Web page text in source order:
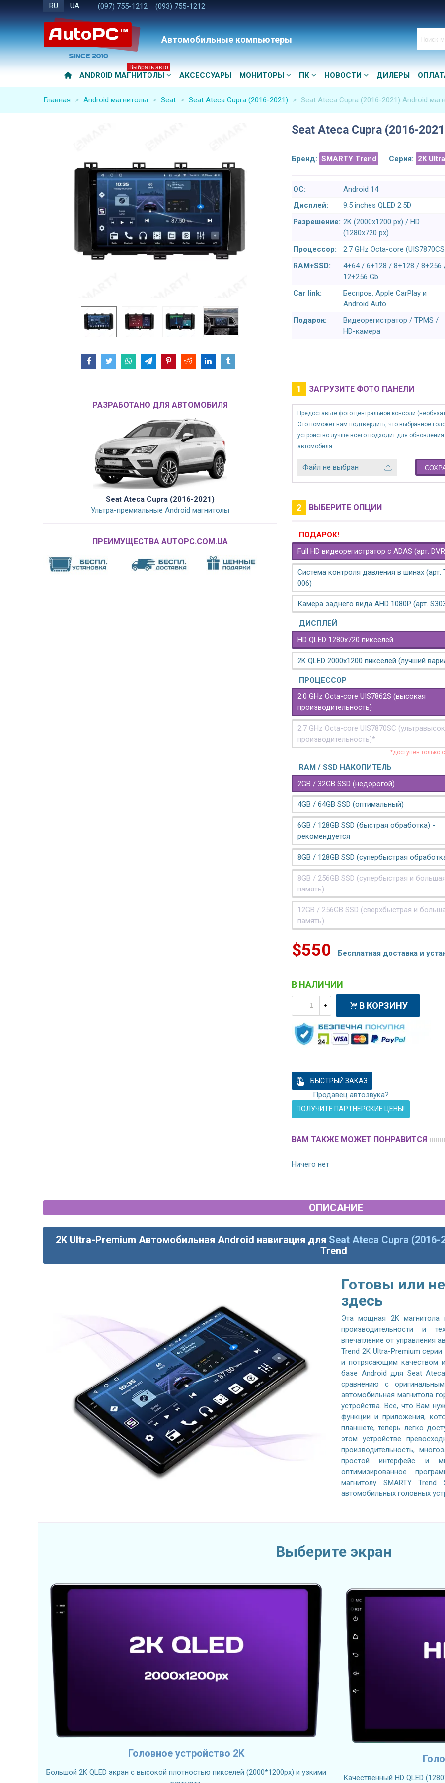
RU UA (097) 755-1212 (093) 755-1212
Автомобильные компьютеры
ANDROID МАГНИТОЛЫ
Выбрать авто
АКСЕССУАРЫ МОНИТОРЫ ПК НОВОСТИ ДИЛЕРЫ
Главная > Android магнитолы > Seat > Seat Ateca Cupra (2016-2021) > Seat Ateca Cupra (2016-2021) Android
РАЗРАБОТАНО ДЛЯ АВТОМОБИЛЯ
Seat Ateca Cupra (2016-2021)
Ультра-премиальные Android магнитолы
ПРЕИМУЩЕСТВА AUTOPC.COM.UA
Seat Ateca Cupra (2016-
Бренд: SMARTY Trend Серия: 2K
ОС:
Android 14
Дисплей:
9.5 inches QLED 2.5D
Разрешение: 2K (2000x1200 px) / HD
(1280x720 px)
Процессор:
2.7 GHz Octa-core
RAM+SSD:
4+64 / 6+128 / 8+128 / 8+256
12+256 Gb
Car link:
Беспров. Apple CarPlay и
Android Auto
Подарок:
Видеорегистратор / TPMS /
HD-камера
1 ЗАГРУЗИТЕ ФОТО ПАНЕЛИ
Предоставьте фото центральной консоли
Это поможет нам подтвердить, что выбранное
устройство лучше всего подходит для
автомобиля.
Файл не выбран
2 ВЫБЕРИТЕ ОПЦИИ
ПОДАРОК!
Full HD видеорегистратор с ADAS (арт.
Система контроля давления в шинах (арт.
006)
Камера заднего вида AHD 1080P (арт.
ДИСПЛЕЙ
HD QLED 1280x720 пикселей
2K QLED 2000х1200 пикселей (лучший
ПРОЦЕССОР
2.0 GHz Octa-core UIS7862S (высокая
производительность)
2.7 GHz Octa-core UIS7870SC
производительность)*
*доступен только
RAM / SSD НАКОПИТЕЛЬ
2GB / 32GB SSD (недорогой)
4GB / 64GB SSD (оптимальный)
6GB / 128GB SSD (быстрая обработка) -
рекомендуется
8GB / 128GB SSD (супербыстрая
8GB / 256GB SSD (супербыстрая и большая
память)
12GB / 256GB SSD (сверхбыстрая и
память)
$550 Бесплатная доставка и
В НАЛИЧИИ
- + В КОРЗИНУ
БЫСТРЫЙ ЗАКАЗ
Продавец автозвука?
ПОЛУЧИТЕ ПАРТНЕРСКИЕ ЦЕНЫ!
ВАМ ТАКЖЕ МОЖЕТ ПОНРАВИТСЯ
Ничего нет
ОПИСАНИЕ
2K Ultra-Premium Автомобильная Android навигация для Seat Ateca Cupra (2016-
Trend
Готовы или
здесь
Эта мощная 2K
производительности и
впечатление от управления
Trend 2K Ultra-Premium
и потрясающим качеством
базе Android для Seat
сравнению с
автомобильная магнитола
устройства. Все, что Вам
функции и приложения,
планшете, теперь легко
этом устройстве
производительность,
простой интерфейс и
оптимизированное
магнитолу SMARTY
автомобильных головных
Выберите экран
Головное устройство 2K
Большой 2K QLED экран с высокой плотностью пикселей (2000*1200px) и узкими
Качественный HD QLED